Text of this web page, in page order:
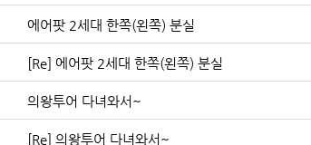
에어팟 2세대 한쪽(왼쪽) 분실
[Re] 에어팟 2세대 한쪽(왼쪽) 분실
의왕투어 다녀와서~
[Re] 의왕투어 다녀와서~